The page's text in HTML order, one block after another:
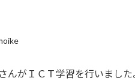
がＩＣＴ学習を行いました